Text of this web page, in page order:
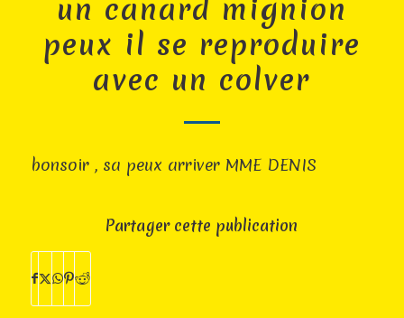
un canard mignion
peux il se reproduire
avec un colver
bonsoir , sa peux arriver MME DENIS
Partager cette publication